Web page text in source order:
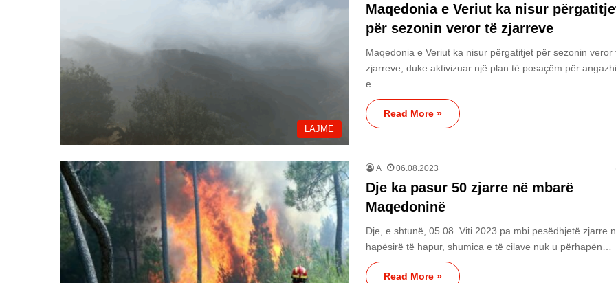
LAJME
Maqedonia e Veriut ka nisur
për sezonin veror të zjarreve
Maqedonia e Veriut ka nisur përgatitjet për sezonin veror
zjarreve, duke aktivizuar një plan të posaçëm për
e…
Read More »
A 06.08.2023
Dje ka pasur 50 zjarre në mbarë
Maqedoninë
Dje, e shtunë, 05.08. Viti 2023 pa mbi pesëdhjetë zjarre
hapësirë ​​të hapur, shumica e të cilave nuk u përhapën…
Read More »